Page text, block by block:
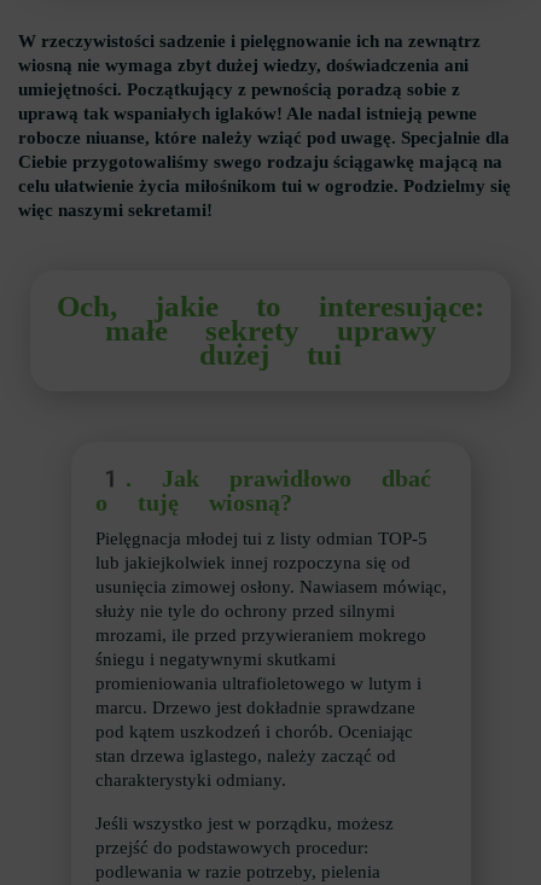
W rzeczywistości sadzenie i pielęgnowanie ich na zewnątrz
wiosną nie wymaga zbyt dużej wiedzy, doświadczenia ani
umiejętności. Początkujący z pewnością poradzą sobie z
uprawą tak wspaniałych iglaków! Ale nadal istnieją pewne
robocze niuanse, które należy wziąć pod uwagę. Specjalnie dla
Ciebie przygotowaliśmy swego rodzaju ściągawkę mającą na
celu ułatwienie życia miłośnikom tui w ogrodzie. Podzielmy się
więc naszymi sekretami!
Och, jakie to interesujące:
małe sekrety uprawy
dużej tui
1. Jak prawidłowo dbać
o tuję wiosną?
Pielęgnacja młodej tui z listy odmian TOP-5
lub jakiejkolwiek innej rozpoczyna się od
usunięcia zimowej osłony. Nawiasem mówiąc,
służy nie tyle do ochrony przed silnymi
mrozami, ile przed przywieraniem mokrego
śniegu i negatywnymi skutkami
promieniowania ultrafioletowego w lutym i
marcu. Drzewo jest dokładnie sprawdzane
pod kątem uszkodzeń i chorób. Oceniając
stan drzewa iglastego, należy zacząć od
charakterystyki odmiany.
Jeśli wszystko jest w porządku, możesz
przejść do podstawowych procedur:
podlewania w razie potrzeby, pielenia